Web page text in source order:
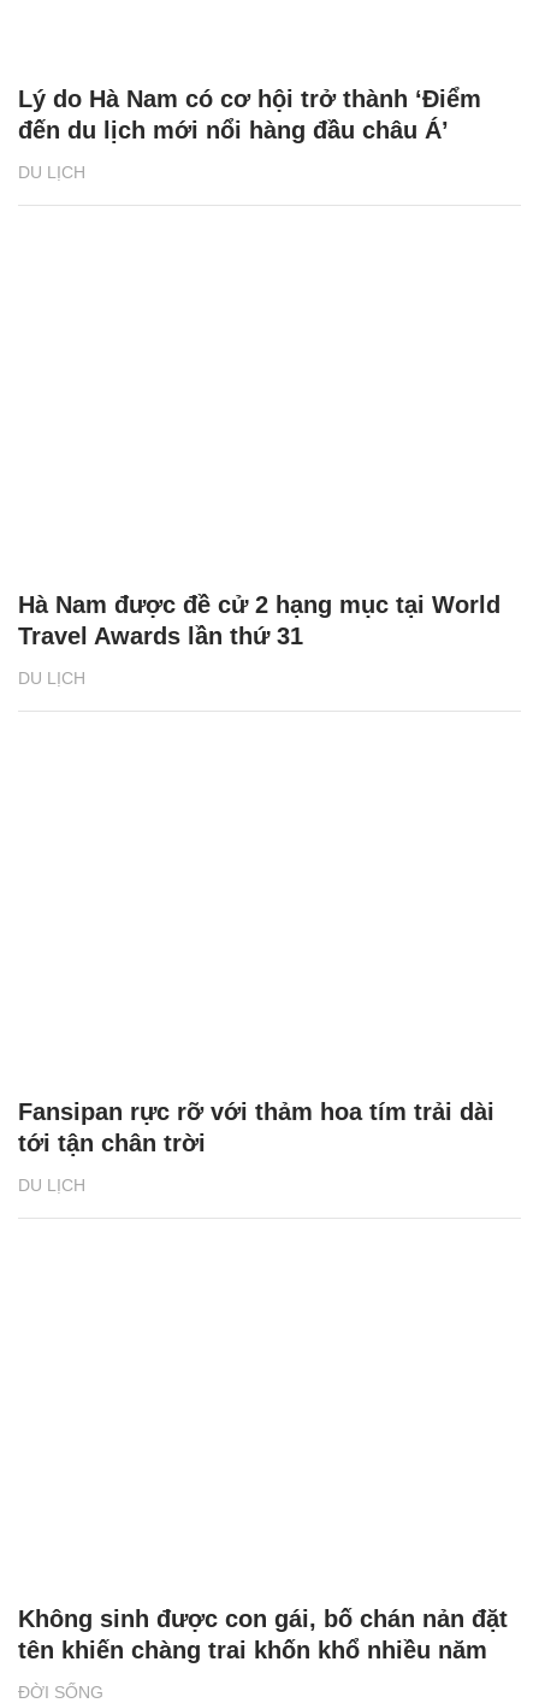
DU LỊCH
Lý do Hà Nam có cơ hội trở thành ‘Điểm
đến du lịch mới nổi hàng đầu châu Á’
DU LỊCH
Hà Nam được đề cử 2 hạng mục tại World
Travel Awards lần thứ 31
DU LỊCH
Fansipan rực rỡ với thảm hoa tím trải dài
tới tận chân trời
ĐỜI SỐNG
Không sinh được con gái, bố chán nản đặt
tên khiến chàng trai khốn khổ nhiều năm